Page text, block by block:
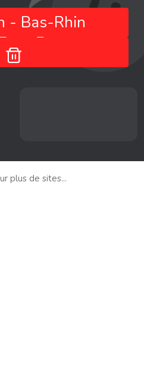
- Bas-Rhin
- France
plus de sites...